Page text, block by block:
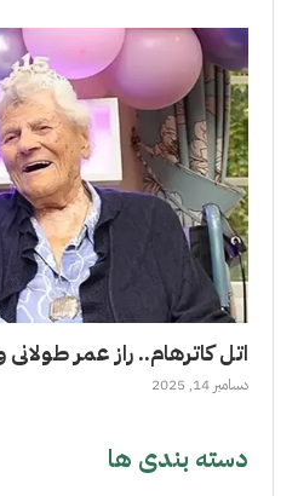
اتل کاترهام.. راز عمر
دسامبر 14, 2025
دسته بندی ها